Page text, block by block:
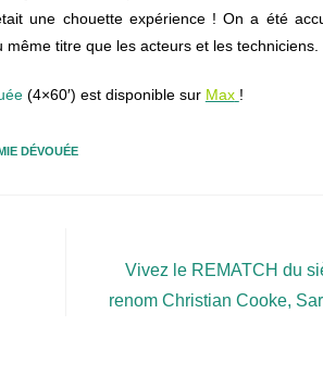
une chouette expérience ! On a été
titre que les acteurs et les techniciens.
(4×60′) est disponible sur Max !
DÉVOUÉE
Vivez le REMATCH du
renom Christian Cooke,